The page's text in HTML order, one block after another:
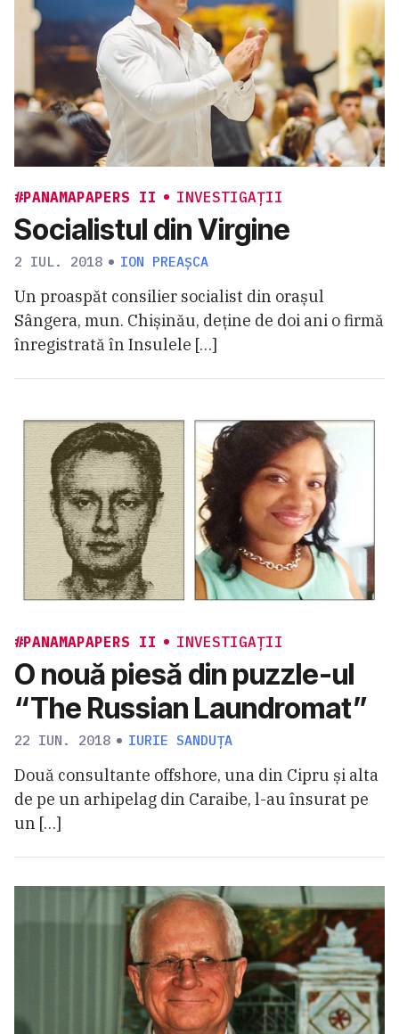
#PANAMAPAPERS II INVESTIGAȚII
Socialistul din Virgine
2 IUL. 2018 ION PREAȘCA
Un proaspăt consilier socialist din orașul
Sângera, mun. Chișinău, deține de doi ani o firmă
înregistrată în Insulele […]
#PANAMAPAPERS II INVESTIGAȚII
O nouă piesă din puzzle-ul
“The Russian Laundromat”
22 IUN. 2018 IURIE SANDUȚA
Două consultante offshore, una din Cipru și alta
de pe un arhipelag din Caraibe, l-au însurat pe
un […]